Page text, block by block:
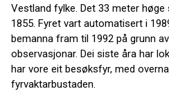
Vestland fylke. Det 33 meter
1855. Fyret vart automatisert i
bemanna fram til 1992 på grunn
observasjonar. Dei siste åra har
har vore eit besøksfyr, med
fyrvaktarbustaden.